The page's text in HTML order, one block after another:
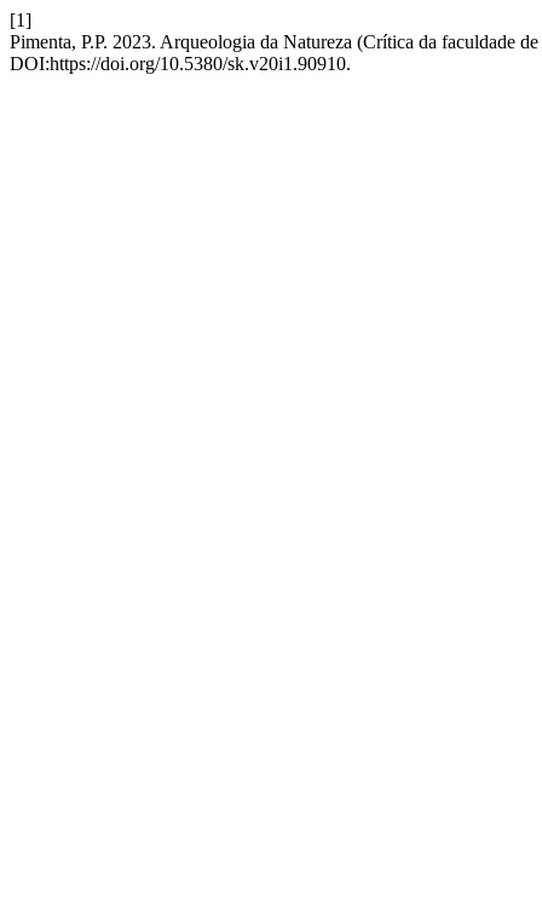
[1]
Pimenta, P.P. 2023. Arqueologia da Natureza (Crítica da faculdade
DOI:https://doi.org/10.5380/sk.v20i1.90910.